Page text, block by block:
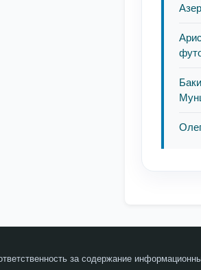
за содержание